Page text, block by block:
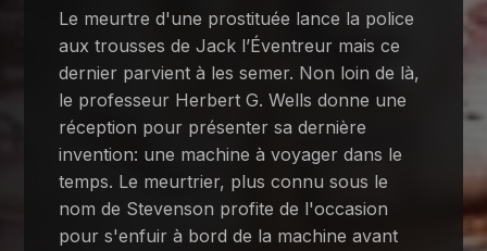
Le meurtre d'une prostituée lance la police
aux trousses de Jack l’Éventreur mais ce
dernier parvient à les semer. Non loin de là,
le professeur Herbert G. Wells donne une
réception pour présenter sa dernière
invention: une machine à voyager dans le
temps. Le meurtrier, plus connu sous le
nom de Stevenson profite de l'occasion
pour s'enfuir à bord de la machine avant